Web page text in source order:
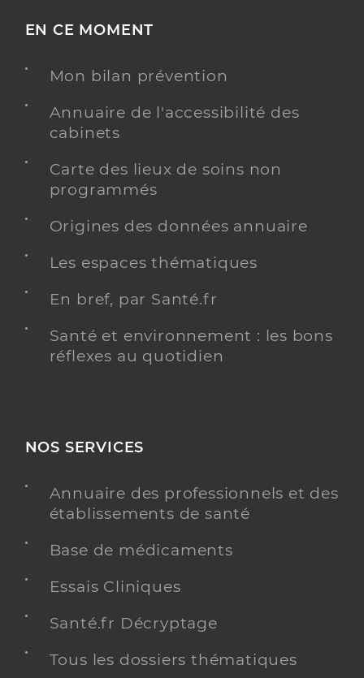
EN CE MOMENT
Mon bilan prévention
Annuaire de l'accessibilité des
cabinets
Carte des lieux de soins non
programmés
Origines des données annuaire
Les espaces thématiques
En bref, par Santé.fr
Santé et environnement : les bons
réflexes au quotidien
NOS SERVICES
Annuaire des professionnels et des
établissements de santé
Base de médicaments
Essais Cliniques
Santé.fr Décryptage
Tous les dossiers thématiques